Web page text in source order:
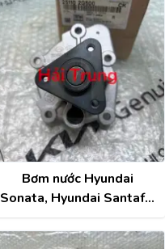
Bơm nước Hyundai
Sonata, Hyundai Santafe,
phụ tùng 251102G500